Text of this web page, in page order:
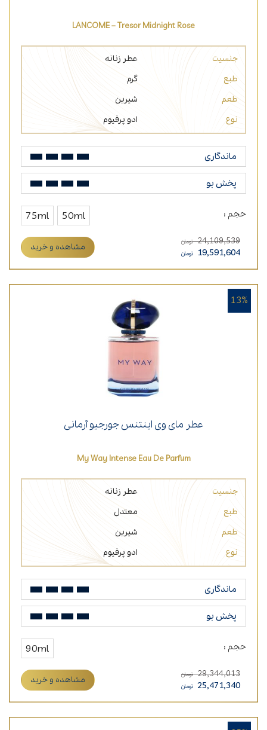
LANCOME – Tresor Midnight Rose
جنسیت
عطر زنانه
طبع
گرم
طعم
شیرین
نوع
ادو پرفیوم
ماندگاری
پخش بو
حجم : 50ml
75ml
24,109,539 تومان
19,591,604 تومان
مشاهده و خرید
عطر مای وی اینتنس جورجیو آرمانی
My Way Intense Eau De Parfum
جنسیت
عطر زنانه
طبع
معتدل
طعم
شیرین
نوع
ادو پرفیوم
ماندگاری
پخش بو
حجم : 90ml
29,344,013 تومان
25,471,340 تومان
مشاهده و خرید
13%